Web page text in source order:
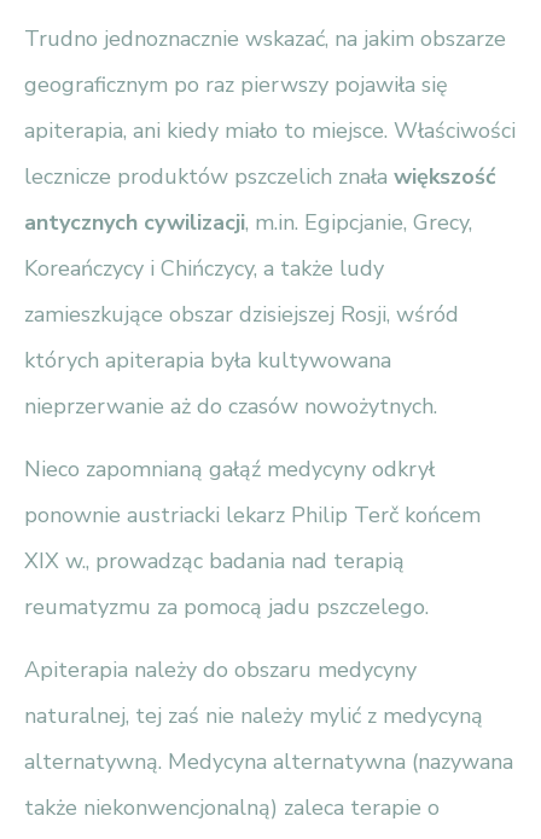
Trudno jednoznacznie wskazać, na jakim obszarze
geograficznym po raz pierwszy pojawiła się
apiterapia, ani kiedy miało to miejsce. Właściwości
lecznicze produktów pszczelich znała większość
antycznych cywilizacji, m.in. Egipcjanie, Grecy,
Koreańczycy i Chińczycy, a także ludy
zamieszkujące obszar dzisiejszej Rosji, wśród
których apiterapia była kultywowana
nieprzerwanie aż do czasów nowożytnych.
Nieco zapomnianą gałąź medycyny odkrył
ponownie austriacki lekarz Philip Terč końcem
XIX w., prowadząc badania nad terapią
reumatyzmu za pomocą jadu pszczelego.
Apiterapia należy do obszaru medycyny
naturalnej, tej zaś nie należy mylić z medycyną
alternatywną. Medycyna alternatywna (nazywana
także niekonwencjonalną) zaleca terapie o